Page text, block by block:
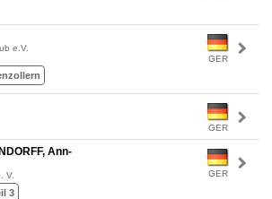
GER
e.V.
GER
GER
Ann-
V.
3